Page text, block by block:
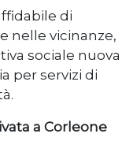
di
nelle vicinanze,
sociale nuova
per servizi di
a Corleone